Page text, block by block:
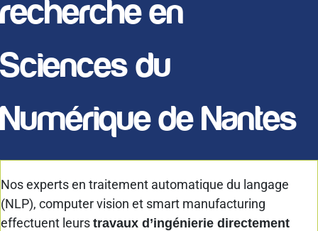
recherche en
Sciences du
Numérique de Nantes
Nos experts en traitement automatique du langage
(NLP), computer vision et smart manufacturing
effectuent leurs travaux d’ingénierie directement